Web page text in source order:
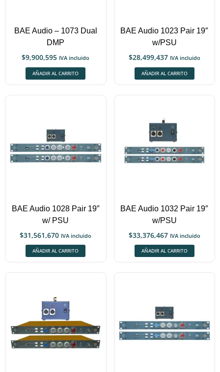
BAE Audio – 1073 Dual
DMP
$9,900,595 IVA incluido
AÑADIR AL CARRITO
BAE Audio 1023 Pair 19″
w/PSU
$28,499,437 IVA incluido
AÑADIR AL CARRITO
BAE Audio 1028 Pair 19″
w/ PSU
$31,561,670 IVA incluido
AÑADIR AL CARRITO
BAE Audio 1032 Pair 19″
w/PSU
$33,376,467 IVA incluido
AÑADIR AL CARRITO